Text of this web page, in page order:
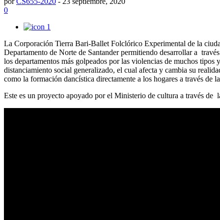
0
1
La Corporación Tierra Bari-Ballet Folclórico Experimental de la
Departamento de Norte de Santander permitiendo desarrollar a
los departamentos más golpeados por las violencias de muchos
distanciamiento social generalizado, el cual afecta y cambia su
como la formación dancística directamente a los hogares a través de
Este es un proyecto apoyado por el Ministerio de cultura a través